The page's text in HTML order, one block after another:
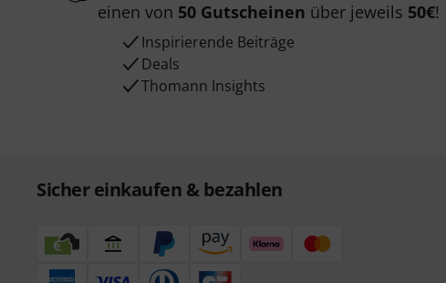
einen von 50 Gutscheinen über jeweils 50€!
Inspirierende Beiträge
Deals
Thomann Insights
Sicher einkaufen & bezahlen